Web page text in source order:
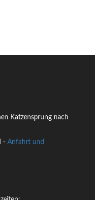
Katzensprung nach
- Anfahrt und